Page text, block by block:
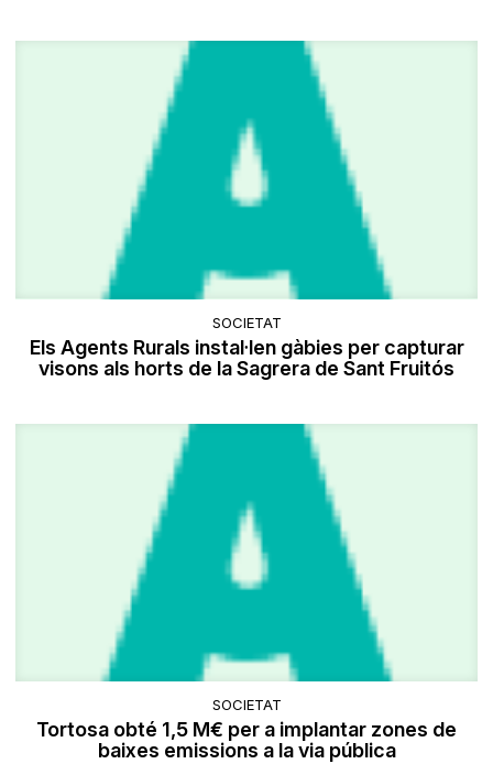
SOCIETAT
Els Agents Rurals instal·len gàbies per capturar
visons als horts de la Sagrera de Sant Fruitós
SOCIETAT
Tortosa obté 1,5 M€ per a implantar zones de
baixes emissions a la via pública